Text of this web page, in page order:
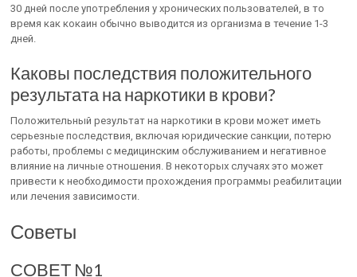
30 дней после употребления у хронических пользователей, в то
время как кокаин обычно выводится из организма в течение 1-3
дней.
Каковы последствия положительного
результата на наркотики в крови?
Положительный результат на наркотики в крови может иметь
серьезные последствия, включая юридические санкции, потерю
работы, проблемы с медицинским обслуживанием и негативное
влияние на личные отношения. В некоторых случаях это может
привести к необходимости прохождения программы реабилитации
или лечения зависимости.
Советы
СОВЕТ №1